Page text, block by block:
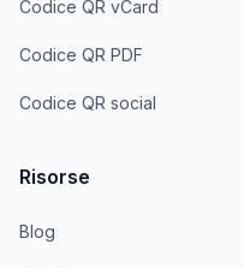
Codice QR vCard
Codice QR PDF
Codice QR social
Risorse
Blog